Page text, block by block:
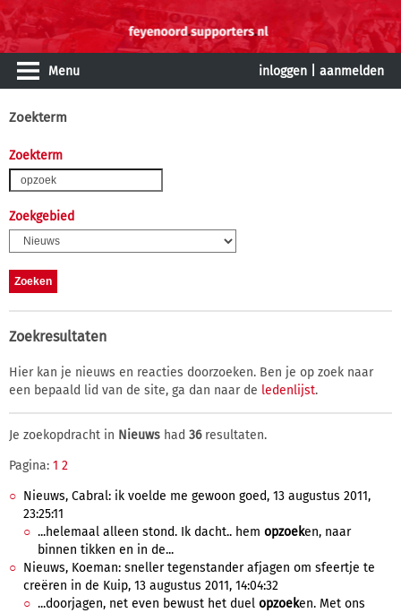
Menu inloggen aanmelden
Zoekterm
Zoekterm
Zoekgebied
Zoekresultaten
Hier kan je nieuws en reacties doorzoeken. Ben je op zoek naar
een bepaald lid van de site, ga dan naar de ledenlijst.
Je zoekopdracht in Nieuws had 36resultaten.
Pagina: 1 2
Nieuws, Cabral: ik voelde me gewoon goed, 13 augustus 2011,
23:25:11
...helemaal alleen stond. Ik dacht.. hem opzoeken, naar
binnen tikken en in de...
Nieuws, Koeman: sneller tegenstander afjagen om sfeertje te
creëren in de Kuip, 13 augustus 2011, 14:04:32
...doorjagen, net even bewust het duel opzoeken. Met ons